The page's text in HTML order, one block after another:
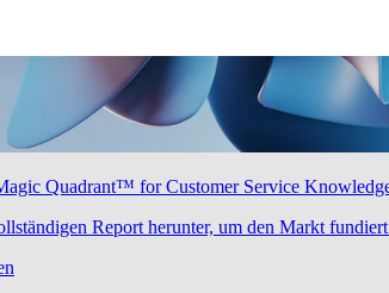
Quadrant™ for Customer Service
Report herunter, um den Markt